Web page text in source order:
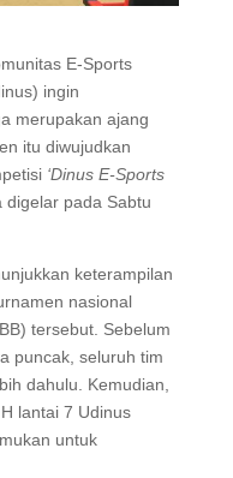
E-Sports
ingin
merupakan ajang
itu diwujudkan
‘Dinus E-Sports
digelar pada Sabtu
keterampilan
nasional
tersebut. Sebelum
puncak, seluruh tim
dahulu. Kemudian,
lantai 7 Udinus
untuk